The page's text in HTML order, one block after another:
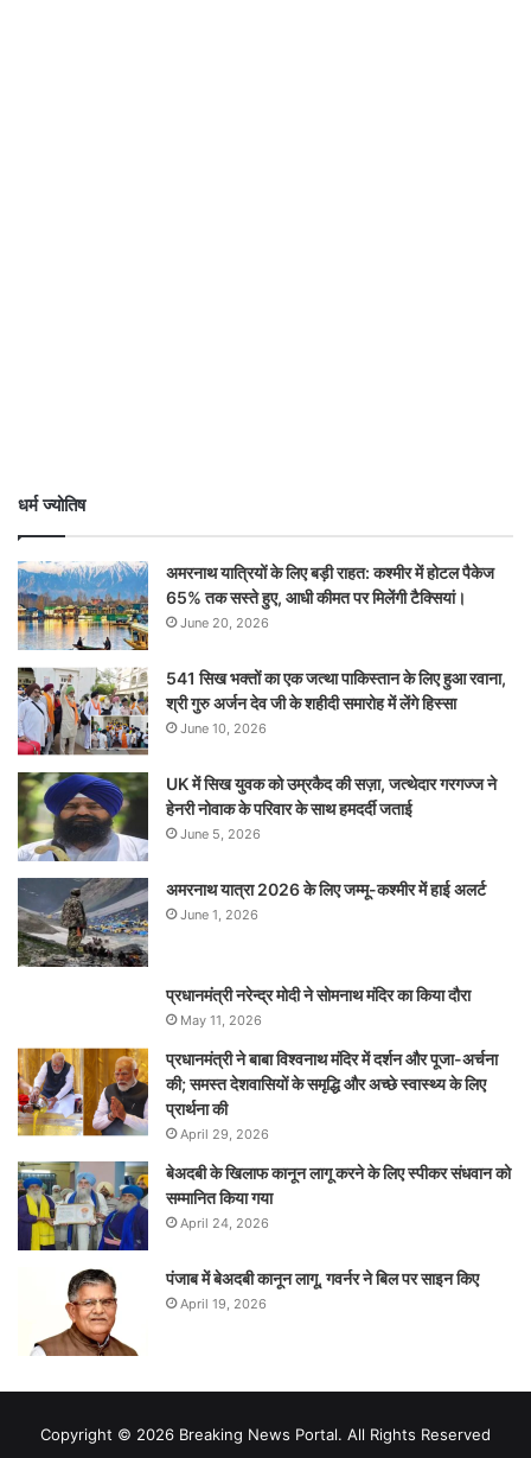
धर्म ज्योतिष
अमरनाथ यात्रियों के लिए बड़ी राहत: कश्मीर में होटल पैकेज
65% तक सस्ते हुए, आधी कीमत पर मिलेंगी टैक्सियां।
June 20, 2026
541 सिख भक्तों का एक जत्था पाकिस्तान के लिए हुआ रवाना,
श्री गुरु अर्जन देव जी के शहीदी समारोह में लेंगे हिस्सा
June 10, 2026
UK में सिख युवक को उम्रकैद की सज़ा, जत्थेदार गरगज्ज ने
हेनरी नोवाक के परिवार के साथ हमदर्दी जताई
June 5, 2026
अमरनाथ यात्रा 2026 के लिए जम्मू-कश्मीर में हाई अलर्ट
June 1, 2026
प्रधानमंत्री नरेन्‍द्र मोदी ने सोमनाथ मंदिर का किया दौरा
May 11, 2026
प्रधानमंत्री ने बाबा विश्वनाथ मंदिर में दर्शन और पूजा-अर्चना
की; समस्‍त देशवासियों के समृद्धि और अच्छे स्वास्थ्य के लिए
प्रार्थना की
April 29, 2026
बेअदबी के खिलाफ कानून लागू करने के लिए स्पीकर संधवान को
सम्मानित किया गया
April 24, 2026
पंजाब में बेअदबी कानून लागू, गवर्नर ने बिल पर साइन किए
April 19, 2026
Copyright © 2026 Breaking News Portal. All Rights Reserved